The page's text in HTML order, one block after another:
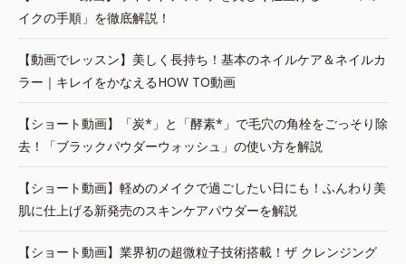
イクの手順」を徹底解説！
【動画でレッスン】美しく長持ち！基本のネイルケア＆ネイルカ
ラー｜キレイをかなえるHOW TO動画
【ショート動画】「炭*」と「酵素*」で毛穴の角栓をごっそり除
去！「ブラックパウダーウォッシュ」の使い方を解説
【ショート動画】軽めのメイクで過ごしたい日にも！ふんわり美
肌に仕上げる新発売のスキンケアパウダーを解説
【ショート動画】業界初の超微粒子技術搭載！ザ クレンジング